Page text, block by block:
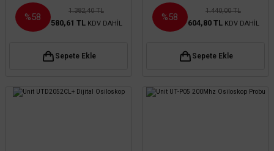
%58
1.382,40 TL
580,61 TL KDV DAHİL
Sepete Ekle
%58
1.440,00 TL
604,80 TL KDV DAHİL
Sepete Ekle